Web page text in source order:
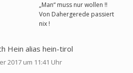
„Man“ muss nur wollen !!
Von Dahergerede passiert
nix !
Hein alias hein-tirol
2017 um 11:41 Uhr